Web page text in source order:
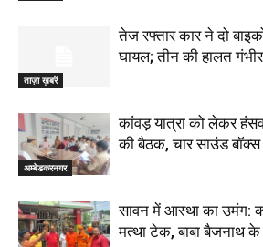
ताज़ा ख़बरें
तेज रफ्तार कार ने दो
घायल; तीन की हालत
अम्बेडकरनगर
कांवड़ यात्रा को लेकर
की बैठक, चार साउंड बॉक्स
सावन में आस्था का उमंग:
मत्था टेक, बाबा बैजनाथ के